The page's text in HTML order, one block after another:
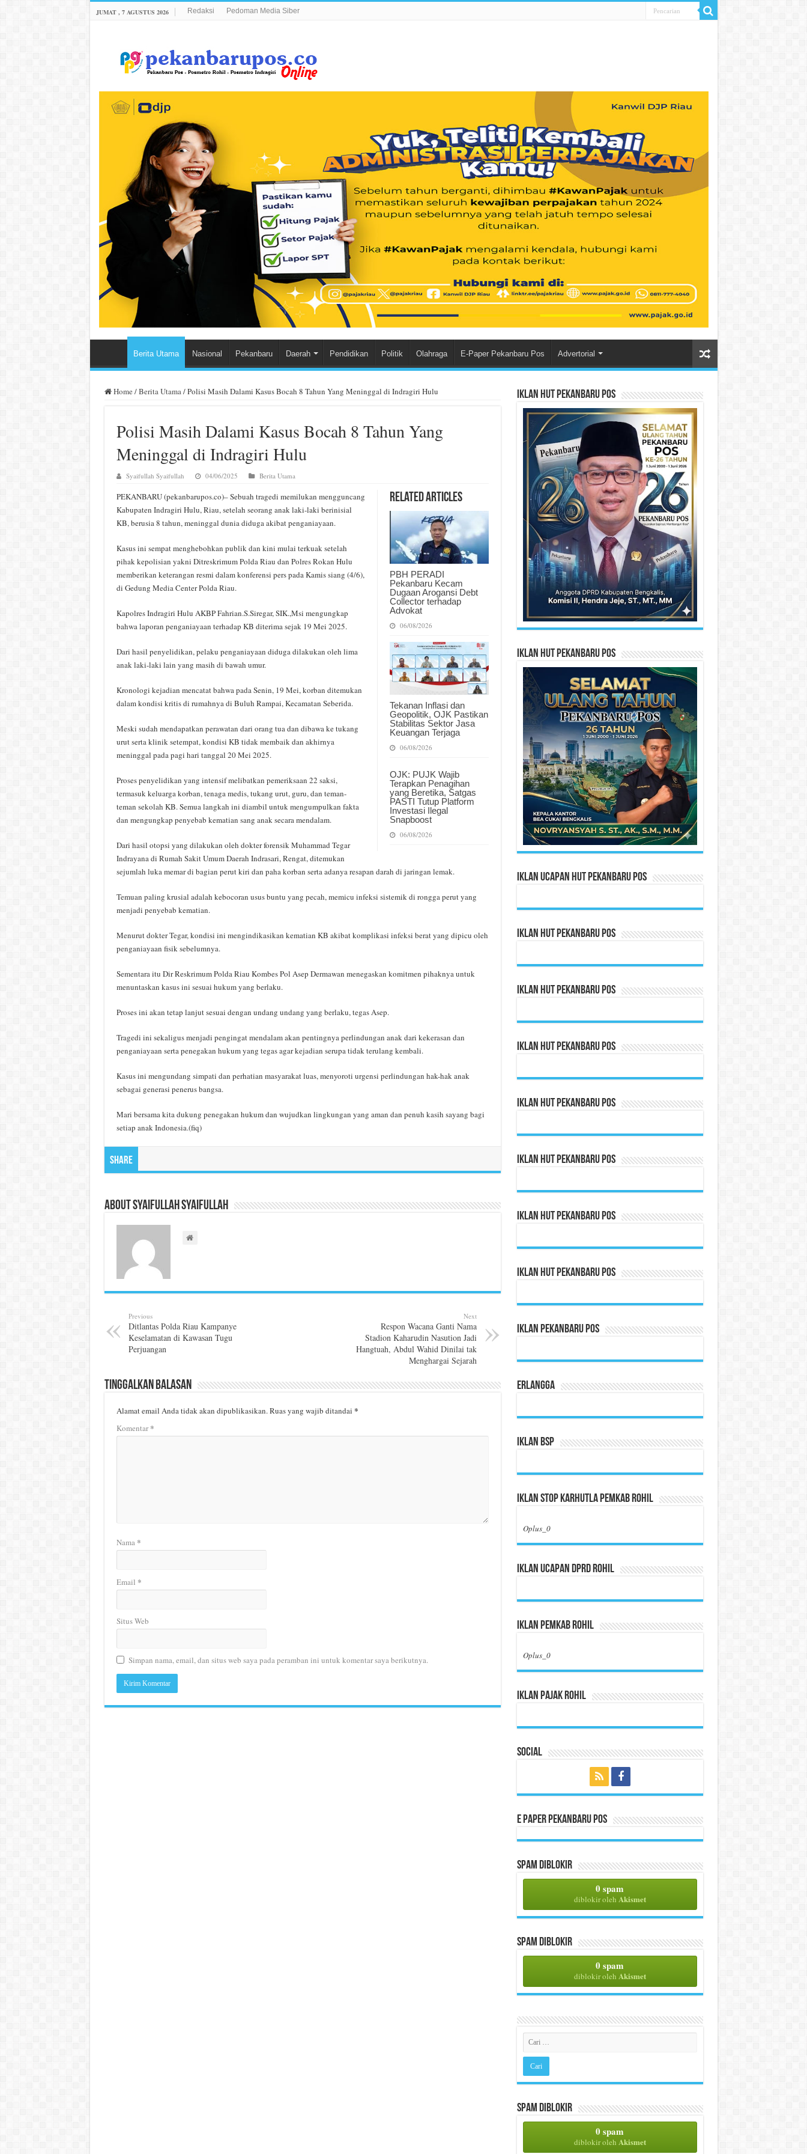
JUMAT , 7 AGUSTUS 2026 Redaksi Pedoman Media Siber
Berita Utama Nasional Pekanbaru Daerah Pendidikan Politik Olahraga E-Paper Pekanbaru Pos Advertorial
Home /Berita Utama/Polisi Masih Dalami Kasus Bocah 8 Tahun Yang Meninggal di Indragiri Hulu
Polisi Masih Dalami Kasus Bocah 8 Tahun Yang
Meninggal di Indragiri Hulu
Syaifullah Syaifullah 04/06/2025 Berita Utama
Related Articles
PBH PERADI
Pekanbaru Kecam
Dugaan Arogansi Debt
Collector terhadap
Advokat
06/08/2026
Tekanan Inflasi dan
Geopolitik, OJK Pastikan
Stabilitas Sektor Jasa
Keuangan Terjaga
06/08/2026
OJK: PUJK Wajib
Terapkan Penagihan
yang Beretika, Satgas
PASTI Tutup Platform
Investasi Ilegal
Snapboost
06/08/2026
PEKANBARU (pekanbarupos.co)– Sebuah tragedi memilukan mengguncang
Kabupaten Indragiri Hulu, Riau, setelah seorang anak laki-laki berinisial
KB, berusia 8 tahun, meninggal dunia diduga akibat penganiayaan.
Kasus ini sempat menghebohkan publik dan kini mulai terkuak setelah
pihak kepolisian yakni Ditreskrimum Polda Riau dan Polres Rokan Hulu
memberikan keterangan resmi dalam konferensi pers pada Kamis siang (4/6),
di Gedung Media Center Polda Riau.
Kapolres Indragiri Hulu AKBP Fahrian.S.Siregar, SIK.,Msi mengungkap
bahwa laporan penganiayaan terhadap KB diterima sejak 19 Mei 2025.
Dari hasil penyelidikan, pelaku penganiayaan diduga dilakukan oleh lima
anak laki-laki lain yang masih di bawah umur.
Kronologi kejadian mencatat bahwa pada Senin, 19 Mei, korban ditemukan
dalam kondisi kritis di rumahnya di Buluh Rampai, Kecamatan Seberida.
Meski sudah mendapatkan perawatan dari orang tua dan dibawa ke tukang
urut serta klinik setempat, kondisi KB tidak membaik dan akhirnya
meninggal pada pagi hari tanggal 20 Mei 2025.
Proses penyelidikan yang intensif melibatkan pemeriksaan 22 saksi,
termasuk keluarga korban, tenaga medis, tukang urut, guru, dan teman-
teman sekolah KB. Semua langkah ini diambil untuk mengumpulkan fakta
dan mengungkap penyebab kematian sang anak secara mendalam.
Dari hasil otopsi yang dilakukan oleh dokter forensik Muhammad Tegar
Indrayana di Rumah Sakit Umum Daerah Indrasari, Rengat, ditemukan
sejumlah luka memar di bagian perut kiri dan paha korban serta adanya resapan darah di jaringan lemak.
Temuan paling krusial adalah kebocoran usus buntu yang pecah, memicu infeksi sistemik di rongga perut yang
menjadi penyebab kematian.
Menurut dokter Tegar, kondisi ini mengindikasikan kematian KB akibat komplikasi infeksi berat yang dipicu oleh
penganiayaan fisik sebelumnya.
Sementara itu Dir Reskrimum Polda Riau Kombes Pol Asep Dermawan menegaskan komitmen pihaknya untuk
menuntaskan kasus ini sesuai hukum yang berlaku.
Proses ini akan tetap lanjut sesuai dengan undang undang yang berlaku, tegas Asep.
Tragedi ini sekaligus menjadi pengingat mendalam akan pentingnya perlindungan anak dari kekerasan dan
penganiayaan serta penegakan hukum yang tegas agar kejadian serupa tidak terulang kembali.
Kasus ini mengundang simpati dan perhatian masyarakat luas, menyoroti urgensi perlindungan hak-hak anak
sebagai generasi penerus bangsa.
Mari bersama kita dukung penegakan hukum dan wujudkan lingkungan yang aman dan penuh kasih sayang bagi
setiap anak Indonesia.(fiq)
Share
About Syaifullah Syaifullah
Previous
Ditlantas Polda Riau Kampanye
Keselamatan di Kawasan Tugu
Perjuangan
Next
Respon Wacana Ganti Nama
Stadion Kaharudin Nasution Jadi
Hangtuah, Abdul Wahid Dinilai tak
Menghargai Sejarah
Tinggalkan Balasan
Alamat email Anda tidak akan dipublikasikan.Ruas yang wajib ditandai *
Komentar*
Nama *
Email *
Situs Web
Simpan nama, email, dan situs web saya pada peramban ini untuk komentar saya berikutnya.
Iklan HUT Pekanbaru Pos
Iklan HUT Pekanbaru Pos
Iklan Ucapan HUT Pekanbaru Pos
Iklan HUT Pekanbaru Pos
Iklan HUT Pekanbaru Pos
Iklan HUT Pekanbaru Pos
Iklan HUT Pekanbaru Pos
Iklan HUT Pekanbaru Pos
Iklan HUT Pekanbaru Pos
Iklan HUT Pekanbaru Pos
Iklan Pekanbaru Pos
Erlangga
Iklan BSP
Iklan Stop Karhutla Pemkab Rohil
Oplus_0
Iklan Ucapan DPRD Rohil
Iklan Pemkab Rohil
Oplus_0
Iklan Pajak Rohil
Social
E Paper Pekanbaru Pos
Spam Diblokir
0 spam
diblokir oleh Akismet
Spam Diblokir
0 spam
diblokir oleh Akismet
Spam Diblokir
0 spam
diblokir oleh Akismet